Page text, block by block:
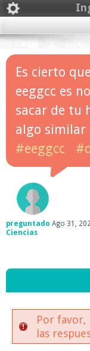
Es cierto
eeggcc es
sacar de tu
algo similar
#eeggcc
preguntado Ago 31,
Ciencias
Por favor,
las